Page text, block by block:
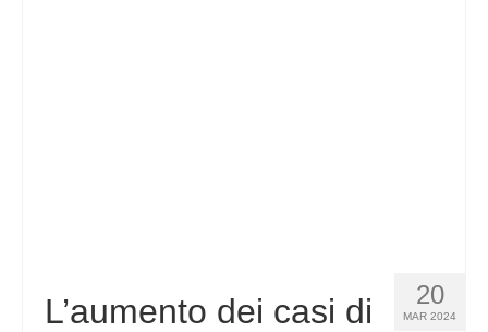
20
MAR 2024
L’aumento dei casi di